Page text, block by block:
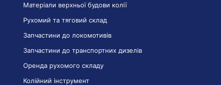
Матеріали верхньої будови колії
Рухомий та тяговий склад
Запчастини до локомотивів
Запчастини до транспортних дизелів
Оренда рухомого складу
Колійний інструмент